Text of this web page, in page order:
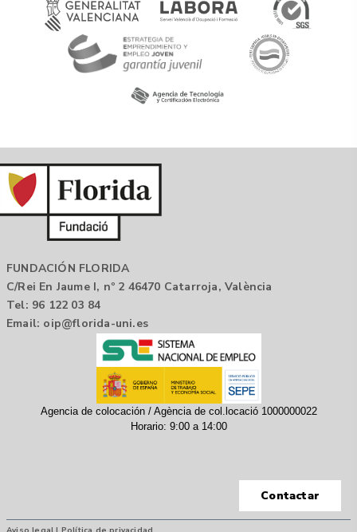
FUNDACIÓN FLORIDA
C/Rei En Jaume I, nº 2 46470 Catarroja, València
Tel: 96 122 03 84
Email: oip@florida-uni.es
Agencia de colocación / Agència de col.locació 1000000022
Horario: 9:00 a 14:00
Contactar